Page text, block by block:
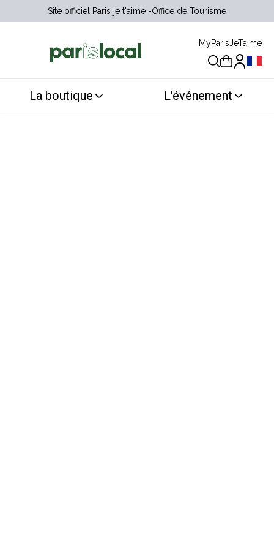
Site officiel Paris je t'aime Office de Tourisme
MyParisJeTaime
La boutique L'événement